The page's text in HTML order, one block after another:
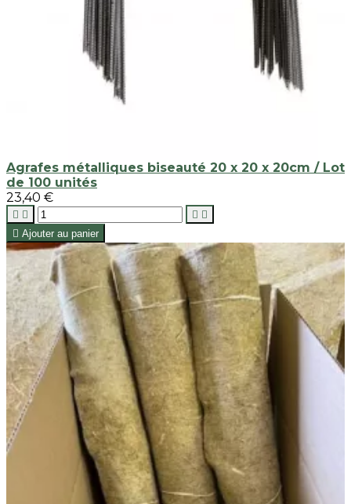
Agrafes métalliques biseauté 20 x 20 x 20cm / Lot
de 100 unités
23,40 €
   
 Ajouter au panier